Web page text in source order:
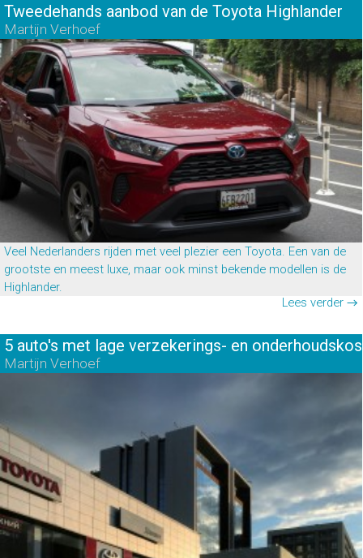
Tweedehands aanbod van de Toyota Highlander
Martijn Verhoef
Veel Nederlanders rijden met veel plezier een Toyota. Een van de
grootste en meest luxe, maar ook minst bekende modellen is de
Highlander.
Lees verder →
5 auto's met lage verzekerings- en
Martijn Verhoef